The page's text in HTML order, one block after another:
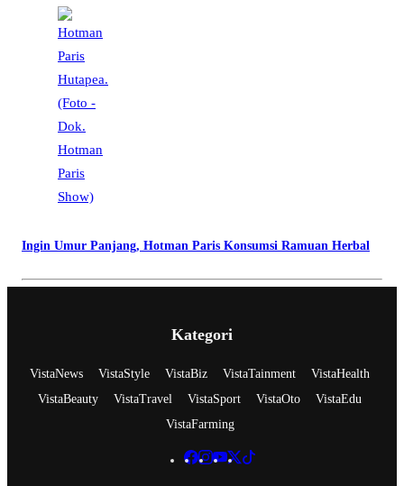
Ingin Umur Panjang, Hotman Paris Konsumsi Ramuan Herbal
Kategori
VistaNews VistaStyle VistaBiz VistaTainment
VistaHealth
VistaBeauty
VistaTravel VistaSport VistaOto
VistaEdu
VistaFarming